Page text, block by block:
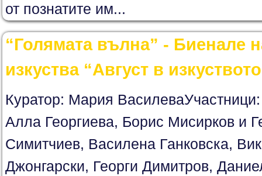
от познатите им...
“Голямата вълна” - Биенале
изкуства “Август в
Куратор: Мария
Алла Георгиева, Борис Мисирков и
Симитчиев, Василена Ганковска,
Джонгарски, Георги Димитров,